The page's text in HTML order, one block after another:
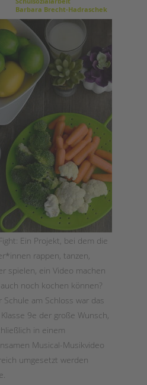
Barbara Brecht-Hadraschek
Ein Projekt, bei dem die
rappen, tanzen,
spielen, ein Video machen
noch kochen können?
Schule am Schloss war das
9e der große Wunsch,
in einem
Musical-Musikvideo
umgesetzt werden